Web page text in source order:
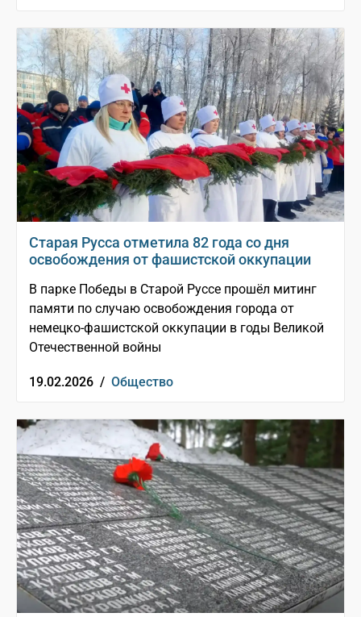
Старая Русса отметила 82 года со дня
освобождения от фашистской оккупации
В парке Победы в Старой Руссе прошёл митинг
памяти по случаю освобождения города от
немецко-фашистской оккупации в годы Великой
Отечественной войны
19.02.2026 / Общество